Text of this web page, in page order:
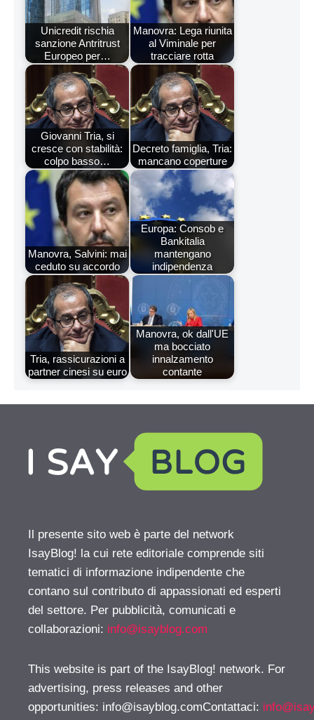
Unicredit rischia
sanzione Antritrust
Europeo per…
Manovra: Lega riunita
al Viminale per
tracciare rotta
Giovanni Tria, si
cresce con stabilità:
colpo basso…
Decreto famiglia, Tria:
mancano coperture
Manovra, Salvini: mai
ceduto su accordo
Europa: Consob e
Bankitalia
mantengano
indipendenza
Tria, rassicurazioni a
partner cinesi su euro
Manovra, ok dall'UE
ma bocciato
innalzamento
contante
Il presente sito web è parte del network
IsayBlog! la cui rete editoriale comprende siti
tematici di informazione indipendente che
contano sul contributo di appassionati ed esperti
del settore. Per pubblicità, comunicati e
collaborazioni: info@isayblog.com
This website is part of the IsayBlog! network. For
advertising, press releases and other
opportunities: info@isayblog.comContattaci: